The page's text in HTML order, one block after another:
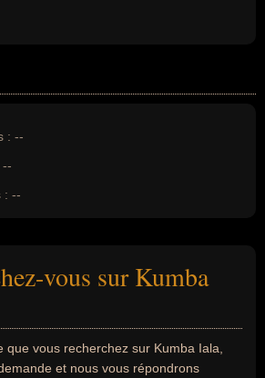
: --
--
: --
vous sur Kumba
que vous recherchez sur Kumba Iala,
et nous vous répondrons